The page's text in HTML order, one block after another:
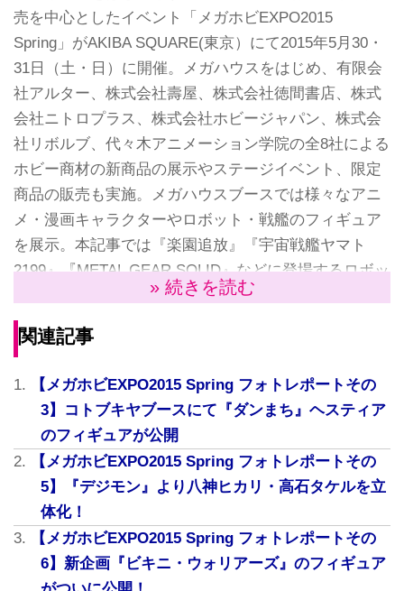
売を中心としたイベント「メガホビEXPO2015
Spring」がAKIBA SQUARE(東京）にて2015年5月30・
31日（土・日）に開催。メガハウスをはじめ、有限会
社アルター、株式会社壽屋、株式会社徳間書店、株式
会社ニトロプラス、株式会社ホビージャパン、株式会
社リボルブ、代々木アニメーション学院の全8社による
ホビー商材の新商品の展示やステージイベント、限定
商品の販売も実施。メガハウスブースでは様々なアニ
メ・漫画キャラクターやロボット・戦艦のフィギュア
を展示。本記事では『楽園追放』『宇宙戦艦ヤマト
2199』『METAL GEAR SOLID』などに登場するロボッ
トフィギュアを関連の写真を公開。
» 続きを読む
関連記事
【メガホビEXPO2015 Spring フォトレポートその
3】コトブキヤブースにて『ダンまち』ヘスティア
のフィギュアが公開
【メガホビEXPO2015 Spring フォトレポートその
5】『デジモン』より八神ヒカリ・高石タケルを立
体化！
【メガホビEXPO2015 Spring フォトレポートその
6】新企画『ビキニ・ウォリアーズ』のフィギュア